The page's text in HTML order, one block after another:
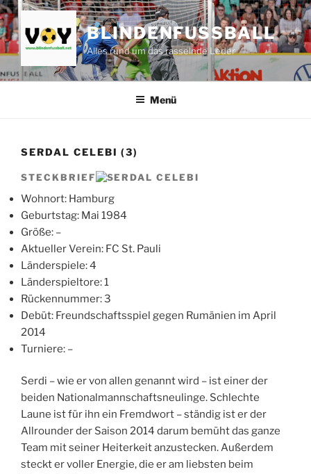
Zum
Inhalt
springen
BLINDENFUSSBALL
Alles rund um das rasselnde Leder
Menü
SERDAL CELEBI (3)
STECKBRIEF
Wohnort: Hamburg
Geburtstag: Mai 1984
Größe: –
Aktueller Verein: FC St. Pauli
Länderspiele: 4
Länderspieltore: 1
Rückennummer: 3
Debüt: Freundschaftsspiel gegen Rumänien im April
2014
Turniere: –
Serdi – wie er von allen genannt wird – ist einer der
beiden Nationalmannschaftsneulinge. Schlechte
Laune ist für ihn ein Fremdwort – ständig ist er der
Allrounder der Saison 2014 darum bemüht das ganze
Team mit seiner Heiterkeit anzustecken. Außerdem
steckt er voller Energie, die er am liebsten beim